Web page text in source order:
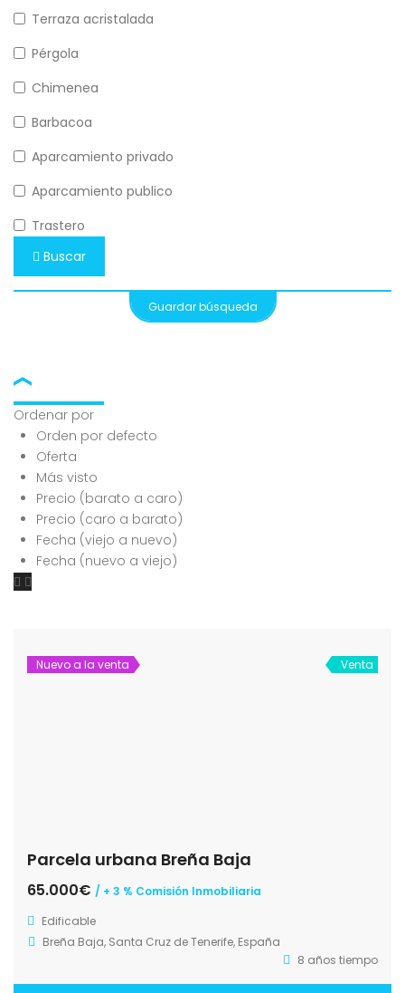
Terraza acristalada
Pérgola
Chimenea
Barbacoa
Aparcamiento privado
Aparcamiento publico
Trastero
Buscar
Guardar búsqueda
Ordenar por
Orden por defecto
Oferta
Más visto
Precio (barato a caro)
Precio (caro a barato)
Fecha (viejo a nuevo)
Fecha (nuevo a viejo)
Nuevo a la venta Venta
Parcela urbana Breña Baja
65.000€ / + 3 % Comisión Inmobiliaria
Edificable
Breña Baja, Santa Cruz de Tenerife, España
8 años tiempo